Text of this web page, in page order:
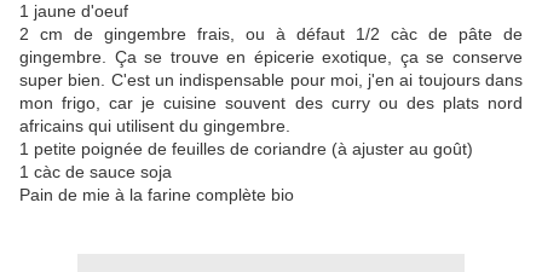
1 jaune d'oeuf
2 cm de gingembre frais, ou à défaut 1/2 càc de pâte de
gingembre. Ça se trouve en épicerie exotique, ça se conserve
super bien. C'est un indispensable pour moi, j'en ai toujours dans
mon frigo, car je cuisine souvent des curry ou des plats nord
africains qui utilisent du gingembre.
1 petite poignée de feuilles de coriandre (à ajuster au goût)
1 càc de sauce soja
Pain de mie à la farine complète bio